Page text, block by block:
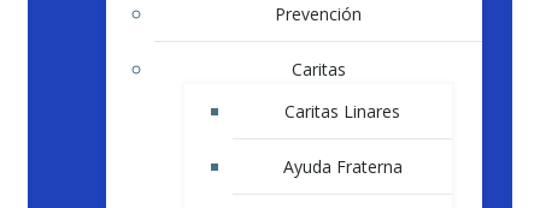
Prevención
Caritas
Caritas Linares
Ayuda Fraterna